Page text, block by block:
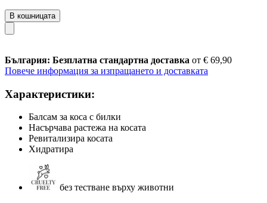
В кошницата
България: Безплатна стандартна доставка от € 69,90
Повече информация за изпращането и доставката
Характеристики:
Балсам за коса с билки
Насърчава растежа на косата
Ревитализира косата
Хидратира
без тестване върху животни